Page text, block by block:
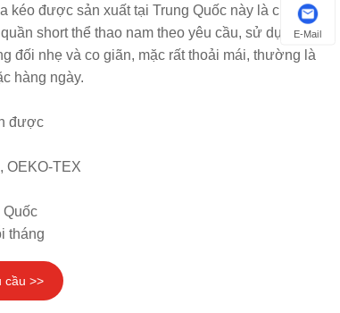
kéo được sản xuất tại Trung Quốc này là của
short thể thao nam theo yêu cầu, sử dụng vải
đối nhẹ và co giãn, mặc rất thoải mái, thường là
hàng ngày.
được
OEKO-TEX
Quốc
tháng
cầu >>
E-Mail